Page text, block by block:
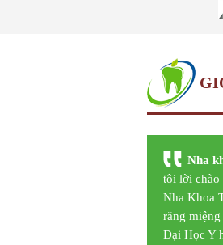
Nha
tôi lời chào
Nha Khoa
răng
Đại Học Y